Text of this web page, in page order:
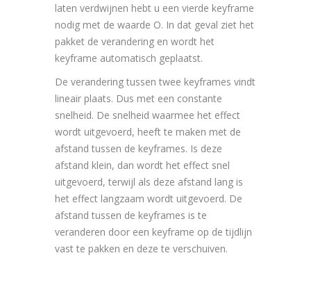
laten verdwijnen hebt u een vierde keyframe
nodig met de waarde O. In dat geval ziet het
pakket de verandering en wordt het
keyframe automatisch geplaatst.
De verandering tussen twee keyframes vindt
lineair plaats. Dus met een constante
snelheid. De snelheid waarmee het effect
wordt uitgevoerd, heeft te maken met de
afstand tussen de keyframes. Is deze
afstand klein, dan wordt het effect snel
uitgevoerd, terwijl als deze afstand lang is
het effect langzaam wordt uitgevoerd. De
afstand tussen de keyframes is te
veranderen door een keyframe op de tijdlijn
vast te pakken en deze te verschuiven.